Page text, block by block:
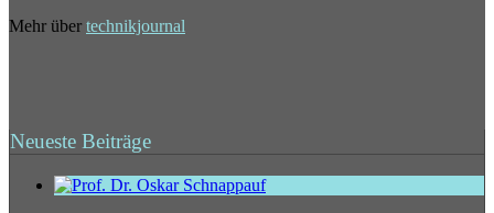
Mehr über technikjournal
Neueste Beiträge